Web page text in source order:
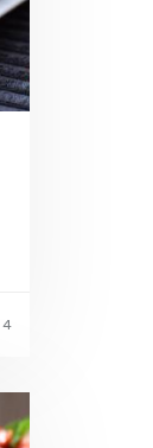
4